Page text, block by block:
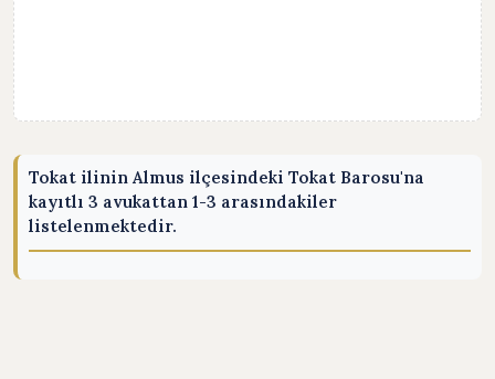
Tokat ilinin Almus ilçesindeki Tokat Barosu'na
kayıtlı 3 avukattan 1-3 arasındakiler
listelenmektedir.